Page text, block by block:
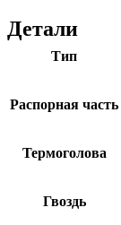
Детали
Тип
Распорная часть
Термоголова
Гвоздь